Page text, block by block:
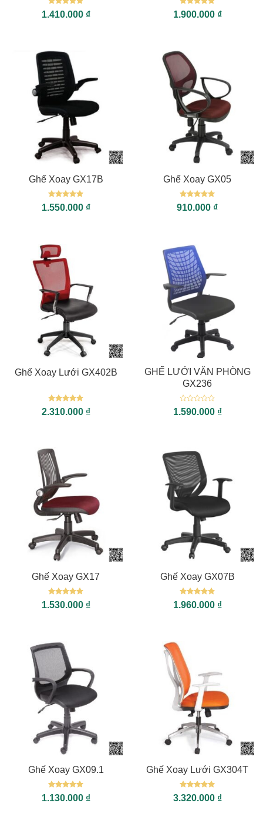
Được xếp
hạng55
1.410.000 ₫
Được xếp
hạng55
1.900.000 ₫
Ghế Xoay GX17B
Được xếp
hạng55
1.550.000 ₫
Ghế Xoay GX05
Được xếp
hạng55
910.000 ₫
Ghế Xoay Lưới GX402B
Được xếp
hạng55
2.310.000 ₫
GHẾ LƯỚI VĂN PHÒNG
GX236
Được
xếp
1.590.000 ₫
Ghế Xoay GX17
Được xếp
hạng55
1.530.000 ₫
Ghế Xoay GX07B
Được xếp
hạng55
1.960.000 ₫
Ghế Xoay GX09.1
Được xếp
hạng55
1.130.000 ₫
Ghế Xoay Lưới GX304T
Được xếp
hạng55
3.320.000 ₫